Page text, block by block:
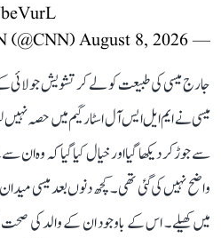
— CNN (@CNN)
August 8, 2026
جارج میسی کی طبیعت کو لے کر تشویش جولائی
میسی نے ایم ایل ایس آل اسٹار گیم میں حصہ
سے جوڑ کر دیکھا گیا اور خیال کیا گیا کہ وہ ان
واضح نہیں کی گئی تھی۔ کچھ دنوں بعد میسی
میں کھیلے۔ اس کے باوجود ان کے والد کی